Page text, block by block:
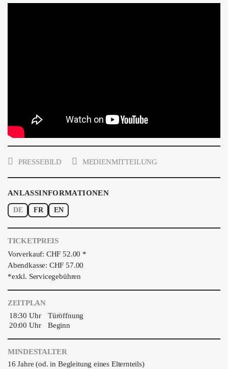
PRESSEBILD MEDIENMITTEILUNG
ANLASSINFORMATIONEN
DE FR EN
TICKETPREIS
Vorverkauf: CHF 52.00 *
Abendkasse: CHF 57.00
*exkl. Servicegebühren
ZEITPLAN
18:30 Uhr
Türöffnung
20:00 Uhr
Beginn
MINDESTALTER
16 Jahre (od. in Begleitung eines Elternteils)